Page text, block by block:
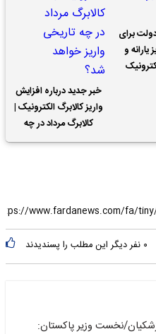
برای
یارانه و
خبر جدید درباره افزایش
واریز کالابرگ الکترونیک |
کالابرگ مرداد در چه
تاریخی واریز خواهد شد؟
۰ نفر دیگر این مطلب را پسندیدند
نخست وزیر پاکستان: